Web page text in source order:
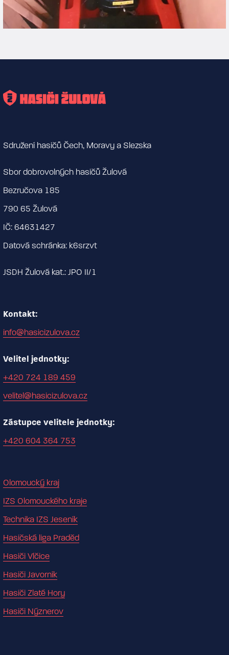
Sdružení hasičů Čech, Moravy a Slezska
Sbor dobrovolných hasičů Žulová
Bezručova 185
790 65 Žulová
IČ: 64631427
Datová schránka: k6srzvt
JSDH Žulová kat.: JPO II/1
Kontakt:
info@hasicizulova.cz
Velitel jednotky:
+420 724 189 459
velitel@hasicizulova.cz
Zástupce velitele jednotky:
+420 604 364 753
Olomoucký kraj
IZS Olomouckého kraje
Technika IZS Jeseník
Hasičská liga Praděd
Hasiči Vlčice
Hasiči Javorník
Hasiči Zlaté Hory
Hasiči Nýznerov